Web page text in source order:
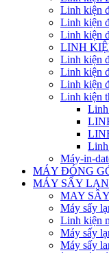
Linh kiện
Linh kiện
Linh kiện
LINH
Linh kiện
Linh kiện
Linh kiện
Linh kiện
Máy-in-
MÁY ĐÓNG
MÁY SẤY
MAY
Máy sấy
Linh kiện
Máy sấy
Máy sấy